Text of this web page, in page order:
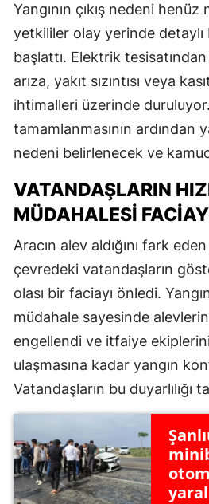
Yangının çıkış nedeni
yetkililer olay yerinde detaylı
başlattı. Elektrik
arıza, yakıt sızıntısı veya
ihtimalleri üzerinde
tamamlanmasının ardından
nedeni belirlenecek ve
VATANDAŞLARIN
MÜDAHALESI
Aracın alev aldığını fark
çevredeki vatandaşların
olası bir faciayı önledi.
müdahale sayesinde
engellendi ve itfaiye
ulaşmasına kadar yangın
Vatandaşların bu duyarlılığı